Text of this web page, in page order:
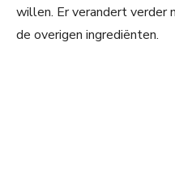
willen. Er verandert verder
de overigen ingrediënten.